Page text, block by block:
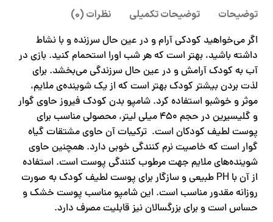
توضیحات توضیحات تکمیلی
نظرات (0)
اگر می‌خواهید کودکی آرام و در عین حال سرزنده و با نشاط
داشته باشید، بهتر است که هر شب اورا استحمام کنید. بازی در
آب به کودک آرامش و در عین حال سرزندگی می‌بخشد. برای
لذت بردن بیشتر کودک بهتر است که از یک شوینده‌ی ملایم،
موثر و خوشبو استفاده کرد. شامپو بدن کودک فیروز حاوی گوار
و گلیسیرین در حجم 450 میلی لیتر، محصولی مناسب برای
پوست لطیف کودکان است. ترکیبات آن حاوی مشتقات گیاه
گوار است که خاصیت نرم کنندگی خوبی دارد. همچنین حاوی
شوینده‌های ملایم جهت مرطوب کنندگی پوست است. استفاده
از آن با PH طبیعی و سازگار برای پوست لطیف کودک به صورت
روزانه مقدور مناسب است. این شامپو مناسب پوست خشک و
حساس است و برای بزرگسالان نیز قابلیت مصرف دارد.